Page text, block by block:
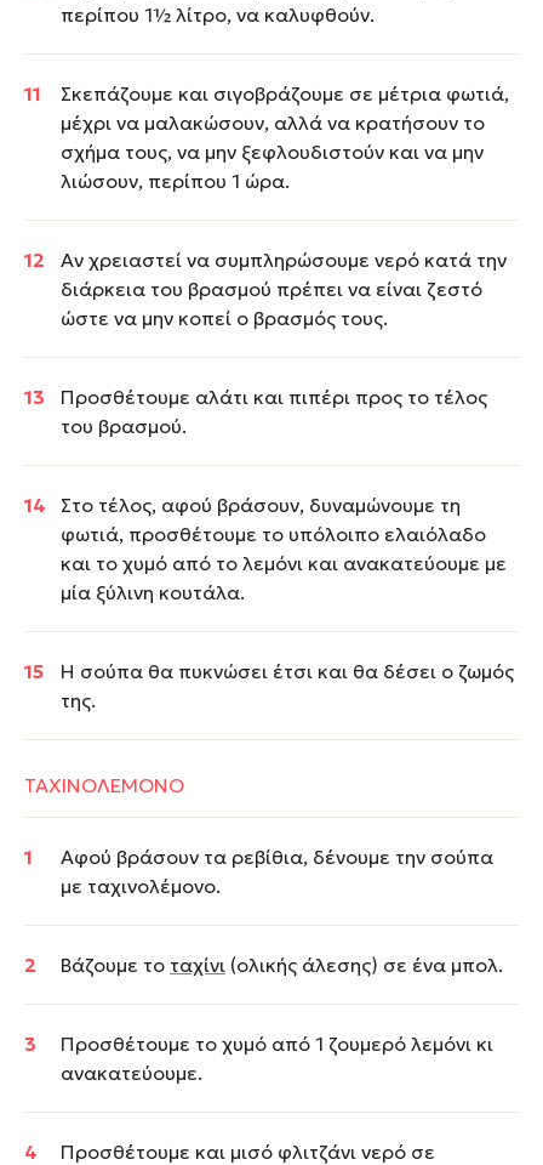
περίπου 1½ λίτρο, να καλυφθούν.
Σκεπάζουμε και σιγοβράζουμε σε μέτρια φωτιά,
μέχρι να μαλακώσουν, αλλά να κρατήσουν το
σχήμα τους, να μην ξεφλουδιστούν και να μην
λιώσουν, περίπου 1 ώρα.
Αν χρειαστεί να συμπληρώσουμε νερό κατά την
διάρκεια του βρασμού πρέπει να είναι ζεστό
ώστε να μην κοπεί ο βρασμός τους.
Προσθέτουμε αλάτι και πιπέρι προς το τέλος
του βρασμού.
Στο τέλος, αφού βράσουν, δυναμώνουμε τη
φωτιά, προσθέτουμε το υπόλοιπο ελαιόλαδο
και το χυμό από το λεμόνι και ανακατεύουμε με
μία ξύλινη κουτάλα.
Η σούπα θα πυκνώσει έτσι και θα δέσει ο ζωμός
της.
ΤΑΧΙΝΟΛΕΜΟΝΟ
Αφού βράσουν τα ρεβίθια, δένουμε την σούπα
με ταχινολέμονο.
Βάζουμε το ταχίνι (ολικής άλεσης) σε ένα μπολ.
Προσθέτουμε το χυμό από 1 ζουμερό λεμόνι κι
ανακατεύουμε.
Προσθέτουμε και μισό φλιτζάνι νερό σε